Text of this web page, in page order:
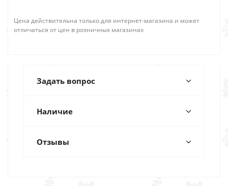
Цена действительна только для интернет-магазина и может
отличаться от цен в розничных магазинах
Задать вопрос
Наличие
Отзывы